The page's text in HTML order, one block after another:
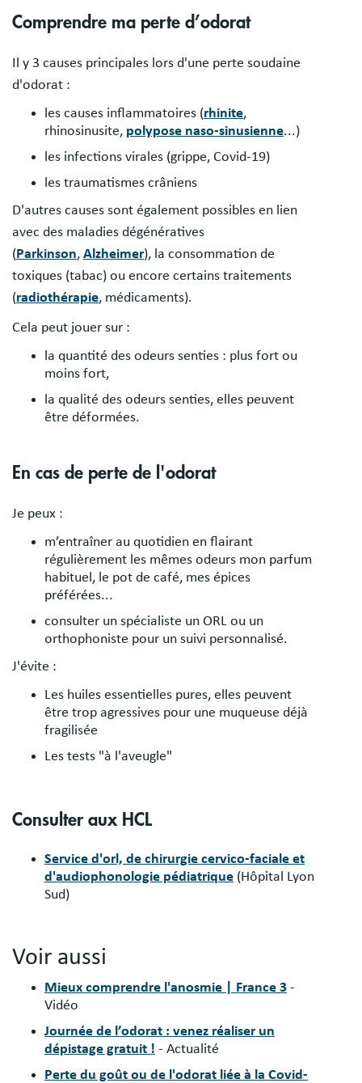
Comprendre ma perte d’odorat
Il y 3 causes principales lors d'une perte soudaine
d'odorat :
les causes inflammatoires (rhinite,
rhinosinusite, polypose naso-sinusienne...)
les infections virales (grippe, Covid-19)
les traumatismes crâniens
D'autres causes sont également possibles en lien
avec des maladies dégénératives
(Parkinson, Alzheimer), la consommation de
toxiques (tabac) ou encore certains traitements
(radiothérapie, médicaments).
Cela peut jouer sur :
la quantité des odeurs senties : plus fort ou
moins fort,
la qualité des odeurs senties, elles peuvent
être déformées.
En cas de perte de l'odorat
Je peux :
m’entraîner au quotidien en flairant
régulièrement les mêmes odeurs mon parfum
habituel, le pot de café, mes épices
préférées...
consulter un spécialiste un ORL ou un
orthophoniste pour un suivi personnalisé.
J'évite :
Les huiles essentielles pures, elles peuvent
être trop agressives pour une muqueuse déjà
fragilisée
Les tests "à l'aveugle"
Consulter aux HCL
Service d'orl, de chirurgie cervico-faciale et
d'audiophonologie pédiatrique (Hôpital Lyon
Sud)
Voir aussi
Mieux comprendre l'anosmie | France 3 -
Vidéo
Journée de l’odorat : venez réaliser un
dépistage gratuit ! - Actualité
Perte du goût ou de l'odorat liée à la Covid-